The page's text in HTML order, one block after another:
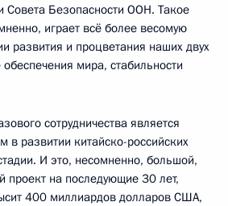
Совета Безопасности ООН. Такое
играет всё более весомую
развития и процветания наших двух
мира, стабильности
сотрудничества является
в развитии китайско-российских
И это, несомненно, большой,
проект на последующие 30 лет,
400 миллиардов долларов США,